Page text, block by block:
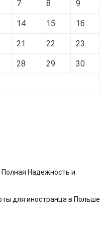
7 8 9
14 15 16
21 22 23
28 29 30
Полная Надежность и
для иностранца в Польше